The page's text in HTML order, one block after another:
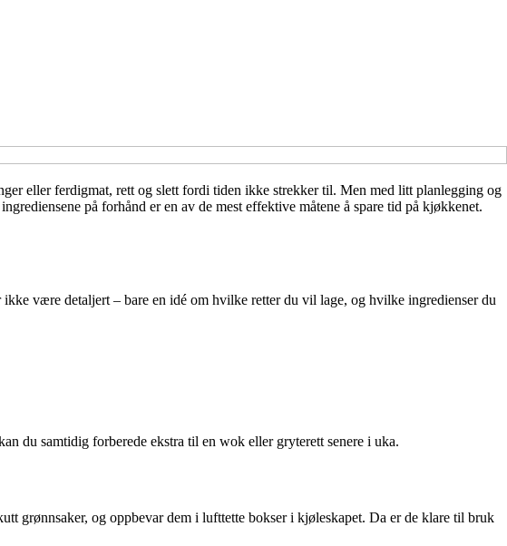
eller ferdigmat, rett og slett fordi tiden ikke strekker til. Men med litt planlegging og
på forhånd er en av de mest effektive måtene å spare tid på kjøkkenet.
være detaljert – bare en idé om hvilke retter du vil lage, og hvilke ingredienser du
du samtidig forberede ekstra til en wok eller gryterett senere i uka.
grønnsaker, og oppbevar dem i lufttette bokser i kjøleskapet. Da er de klare til bruk